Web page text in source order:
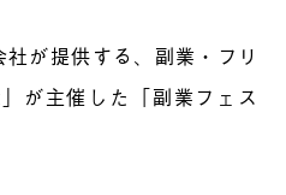
が提供する、副業・フリ
が主催した「副業フェス